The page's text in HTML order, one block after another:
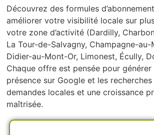
Découvrez des formules
améliorer votre visibilité locale sur
votre zone d’activité (Dardilly,
La Tour-de-Salvagny, Champagne-
Didier-au-Mont-Or, Limonest, Écully,
Chaque offre est pensée pour générer
présence sur Google et les
demandes locales et une croissance
maîtrisée.